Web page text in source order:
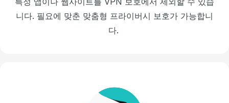
니다. 필요에 맞춘 맞춤형 프라이버시 보호가 가능합니
다.